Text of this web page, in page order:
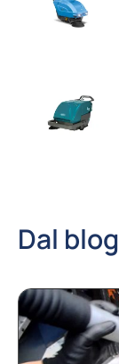
Dal blog